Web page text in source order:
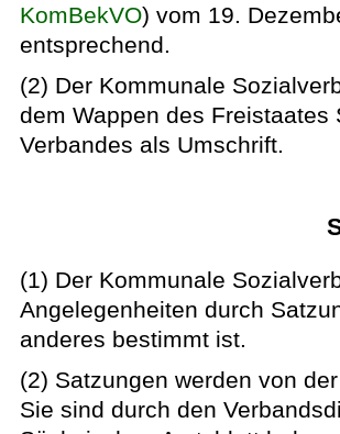
KomBekVO) vom 19.
entsprechend.
(2) Der Kommunale
dem Wappen des
Verbandes als Umschrift.
(1) Der Kommunale
Angelegenheiten durch
anderes bestimmt ist.
(2) Satzungen werden von
Sie sind durch den